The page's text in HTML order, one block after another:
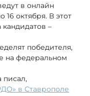
в онлайн
октября. В этот
кандидатов –
победителя,
на федеральном
писал,
в Ставрополе